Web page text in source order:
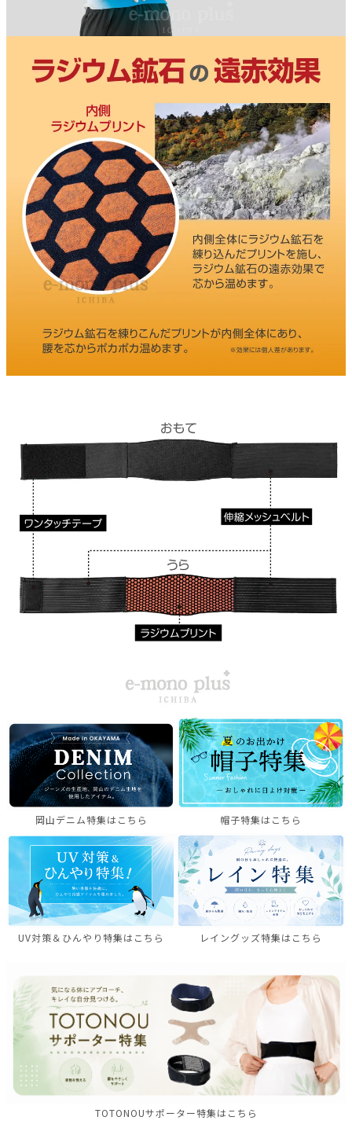
岡山デニム特集はこちら 帽子特集はこちら
UV対策＆ひんやり特集はこちら レイングッズ特集はこちら
TOTONOUサポーター特集はこちら